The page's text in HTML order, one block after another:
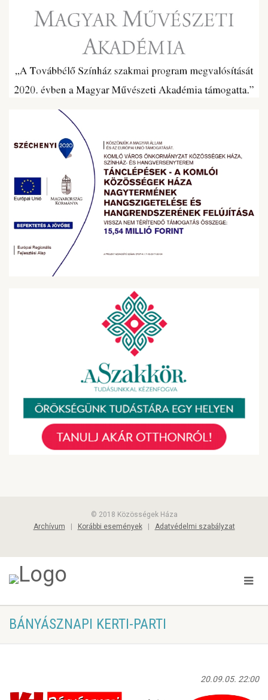
© 2018 Közösségek Háza
Archívum
Korábbi események| Adatvédelmi szabályzat
BÁNYÁSZNAPI KERTI-PARTI
20.09.05. 22:00